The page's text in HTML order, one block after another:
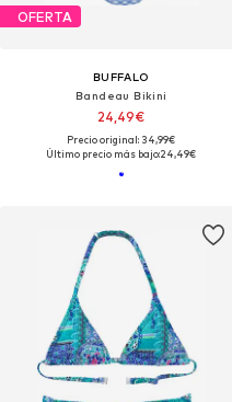
OFERTA
BUFFALO
Bandeau Bikini
24,49€
Precio original: 34,99€
Último precio más bajo:24,49€